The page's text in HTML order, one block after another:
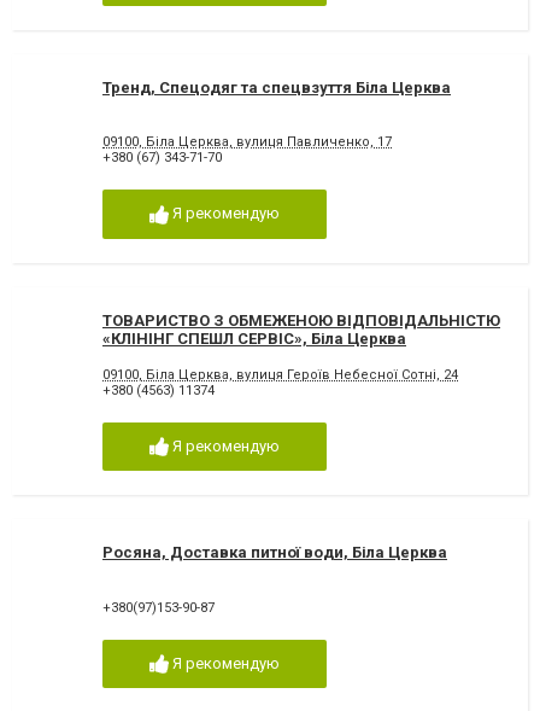
Тренд, Спецодяг та спецвзуття Біла Церква
09100, Біла Церква, вулиця Павличенко, 17
+380 (67) 343-71-70
Я рекомендую
ТОВАРИСТВО З ОБМЕЖЕНОЮ ВІДПОВІДАЛЬНІСТЮ
«КЛІНІНГ СПЕШЛ СЕРВІС», Біла Церква
09100, Біла Церква, вулиця Героїв Небесної Сотні, 24
+380 (4563) 11374
Я рекомендую
Росяна, Доставка питної води, Біла Церква
+380(97)153-90-87
Я рекомендую